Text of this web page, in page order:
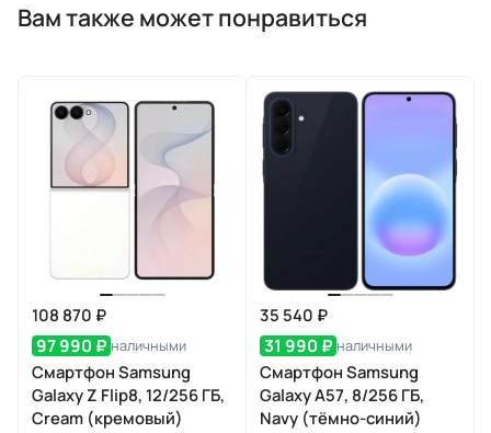
Вам также может понравиться
108 870 ₽
97 990 ₽ наличными
Смартфон Samsung
Galaxy Z Flip8, 12/256 ГБ,
Cream (кремовый)
35 540 ₽
31 990 ₽ наличными
Смартфон Samsung
Galaxy A57, 8/256 ГБ,
Navy (тёмно-синий)